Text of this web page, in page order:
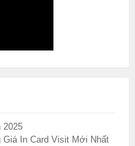
2025
Giá In Card Visit Mới Nhất